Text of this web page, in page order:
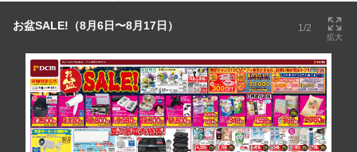
お盆SALE!（8月6日〜8月17日） 1/2
拡大